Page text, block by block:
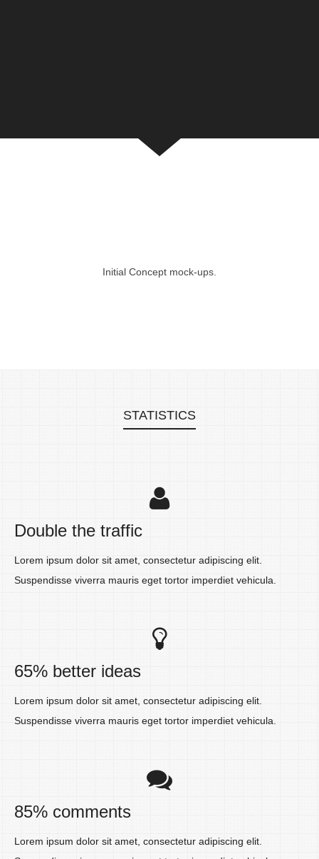
Initial Concept mock-ups.
STATISTICS
Double the traffic
Lorem ipsum dolor sit amet, consectetur adipiscing elit.
Suspendisse viverra mauris eget tortor imperdiet vehicula.
65% better ideas
Lorem ipsum dolor sit amet, consectetur adipiscing elit.
Suspendisse viverra mauris eget tortor imperdiet vehicula.
85% comments
Lorem ipsum dolor sit amet, consectetur adipiscing elit.